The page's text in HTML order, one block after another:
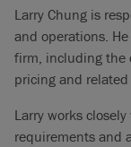
Larry Chung is
and operations.
firm, including the
pricing and
Larry works
requirements and